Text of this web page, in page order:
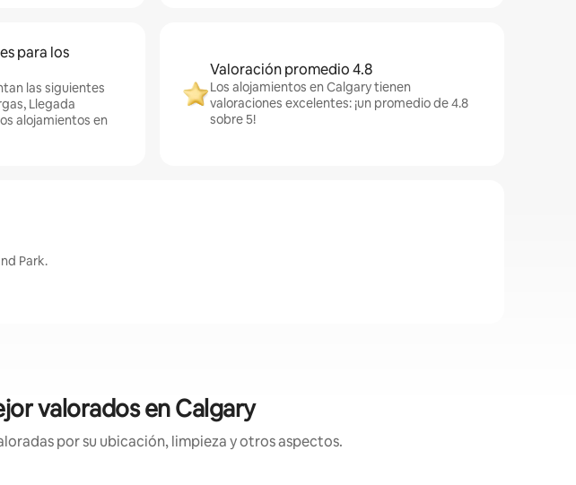
para los
las siguientes
Llegada
alojamientos en
Valoración promedio 4.8
Los alojamientos en Calgary tienen
valoraciones excelentes: ¡un promedio de 4.8
sobre 5!
Park.
valorados en Calgary
por su ubicación, limpieza y otros aspectos.